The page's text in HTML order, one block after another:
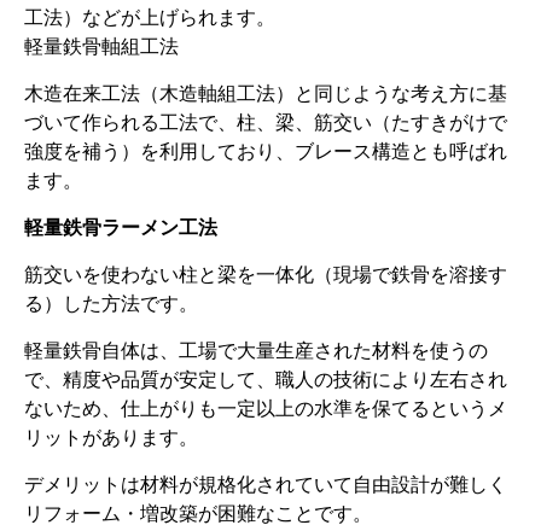
工法）などが上げられます。
軽量鉄骨軸組工法
木造在来工法（木造軸組工法）と同じような考え方に基
づいて作られる工法で、柱、梁、筋交い（たすきがけで
強度を補う）を利用しており、ブレース構造とも呼ばれ
ます。
軽量鉄骨ラーメン工法
筋交いを使わない柱と梁を一体化（現場で鉄骨を溶接す
る）した方法です。
軽量鉄骨自体は、工場で大量生産された材料を使うの
で、精度や品質が安定して、職人の技術により左右され
ないため、仕上がりも一定以上の水準を保てるというメ
リットがあります。
デメリットは材料が規格化されていて自由設計が難しく
リフォーム・増改築が困難なことです。